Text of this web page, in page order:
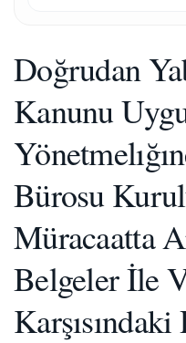
Doğrudan
Kanunu
Bürosu
Müracaatta
Belgeler İle